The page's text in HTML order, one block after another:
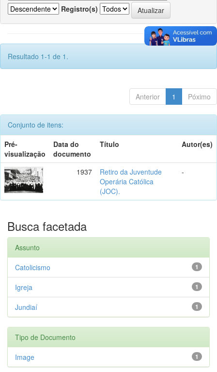
Registro(s)
Resultado 1-1 de 1.
Anterior 1 Póximo
Conjunto de itens:
Pré-
visualização
Data do
documento
Título Autor(es)
1937
Retiro da Juventude
Operária Católica
(JOC).
-
Busca facetada
Assunto
1
Catolicismo
1
Igreja
1
Jundiaí
Tipo de Documento
1
Image